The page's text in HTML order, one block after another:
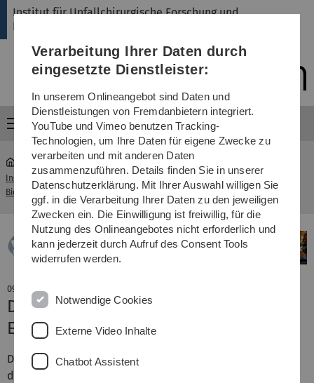
Direkt
Direkt
Direkt
(Sprache,
Drucken,
Media)
Direkt
Direkt
Institut für Unfallchirurgische Forschung und
Biomechanik
Menü
Institut für Unfallchirurgische Forschung und
Biomechanik
... Aktuelles
09. Dezember 2019
Dr. Andreas Seitz gewinnt einen
Education Grant der ON Foundation
Dr. Andreas Seitz wurde der
der
Verarbeitung Ihrer Daten durch
eingesetzte Dienstleister:
In unserem Onlineangebot sind Daten und
Dienstleistungen von Fremdanbietern integriert.
YouTube und Vimeo benutzen Tracking-
Technologien, um Ihre Daten für eigene Zwecke zu
verarbeiten und mit anderen Daten
zusammenzuführen. Details finden Sie in unserer
Datenschutzerklärung. Mit Ihrer Auswahl willigen Sie
ggf. in die Verarbeitung Ihrer Daten zu den jeweiligen
Zwecken ein. Die Einwilligung ist freiwillig, für die
Nutzung des Onlineangebotes nicht erforderlich und
kann jederzeit durch Aufruf des Consent Tools
widerrufen werden.
Notwendige Cookies
Externe Video Inhalte
Chatbot Assistent